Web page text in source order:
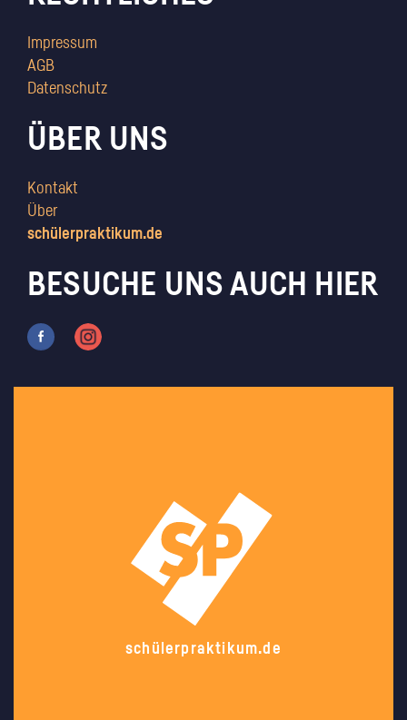
Impressum
AGB
Datenschutz
ÜBER UNS
Kontakt
Über
schülerpraktikum.de
BESUCHE UNS AUCH HIER
schülerpraktikum.de